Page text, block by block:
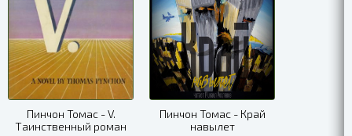
10
11
12
13
14
Пинчон Томас - V.
Таинственный роман
Пинчон Томас - Край
навылет